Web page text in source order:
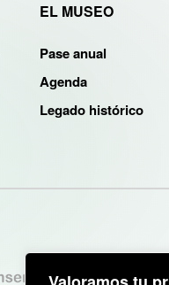
EL MUSEO
Pase anual
Agenda
Legado histórico